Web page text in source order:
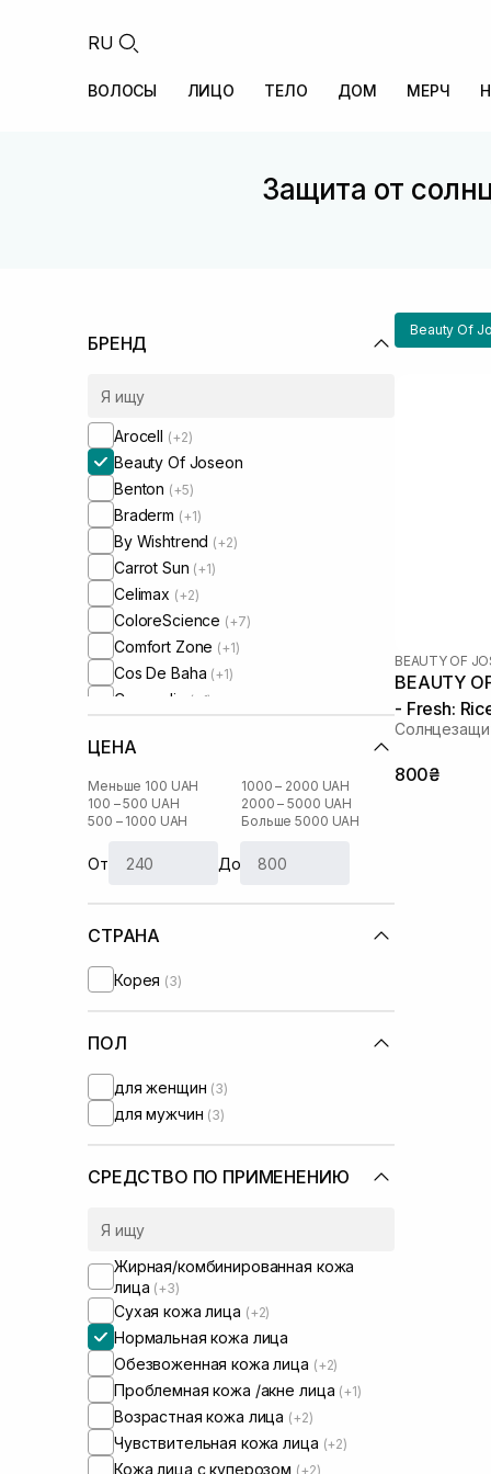
RU
ВОЛОСЫ ЛИЦО ТЕЛО ДОМ МЕРЧ
Защита от
БРЕНД
Arocell (+2)
Beauty Of Joseon
Benton (+5)
Braderm (+1)
By Wishtrend (+2)
Carrot Sun (+1)
Celimax (+2)
ColoreScience (+7)
Comfort Zone (+1)
Cos De Baha (+1)
Cosmedix (+1)
Dear, Klairs
Dr. Althea(+2)
Dr. Ceuracle
HydroPeptide (+4)
I'm From
Isehan
Manyo Factory
Needly(+3)
Purito(+2)
Rejuran
Skin1004(+4)
Transparent-Lab
UIQ(+1)
WhoCares (+2)
ЦЕНА
Меньше 100 UAH
100 – 500 UAH
500 – 1000 UAH
1000 – 2000 UAH
2000 – 5000 UAH
Больше 5000 UAH
От До
СТРАНА
Корея (3)
ПОЛ
для женщин (3)
для мужчин (3)
СРЕДСТВО ПО ПРИМЕНЕНИЮ
Жирная/комбинированная кожа
лица (+3)
Сухая кожа лица (+2)
Нормальная кожа лица
Обезвоженная кожа лица (+2)
Проблемная кожа /акне лица (+1)
Возрастная кожа лица (+2)
Чувствительная кожа лица (+2)
Кожа лица с куперозом (+2)
Beauty Of
BEAUTY OF
BEAUTY
- Fresh:
мл
800₴